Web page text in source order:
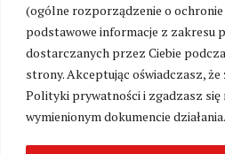
(ogólne rozporządzenie o
podstawowe informacje z zakresu
dostarczanych przez Ciebie
strony. Akceptując oświadczasz, że
Polityki prywatności i zgadzasz się
wymienionym dokumencie działania.
Zmień